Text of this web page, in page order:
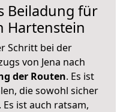
Beiladung für
Hartenstein
Schritt bei der
von Jena nach
der Routen. Es ist
die sowohl sicher
ist auch ratsam,